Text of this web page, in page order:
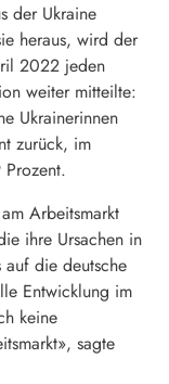
der Ukraine
heraus, wird der
2022 jeden
weiter mitteilte:
Ukrainerinnen
zurück, im
Arbeitsmarkt
ihre Ursachen in
auf die deutsche
Entwicklung im
keine
sagte